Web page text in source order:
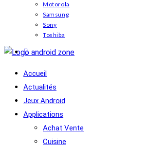
Motorola
Samsung
Sony
Toshiba
Accueil
Actualités
Jeux Android
Applications
Achat Vente
Cuisine